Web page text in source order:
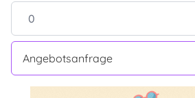
Angebotsanfrage